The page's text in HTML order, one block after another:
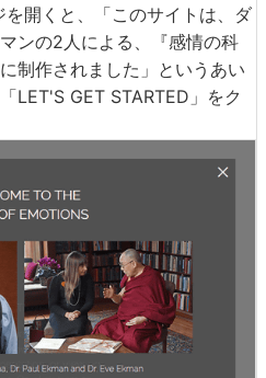
開くと、「このサイトは、ダ
ンの2人による、『感情の科
制作されました」というあい
LET'S GET STARTED」をク